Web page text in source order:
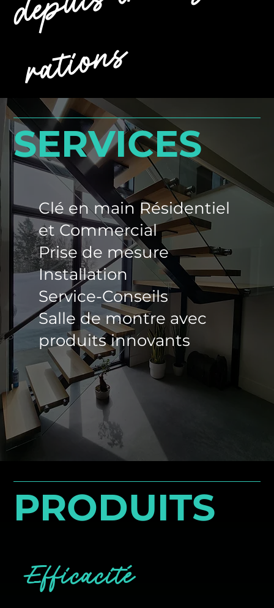
s
Clé en main Résidentiel
et Commercial
Prise de mesure
Installation
Service-Conseils
Salle de montre avec
produits innovants
SERVICES
Efficacité
PRODUITS